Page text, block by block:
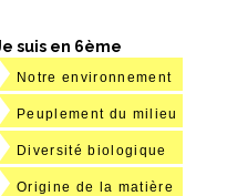
suis en 6ème
Notre environnement
Peuplement du milieu
Diversité biologique
Origine de la matière